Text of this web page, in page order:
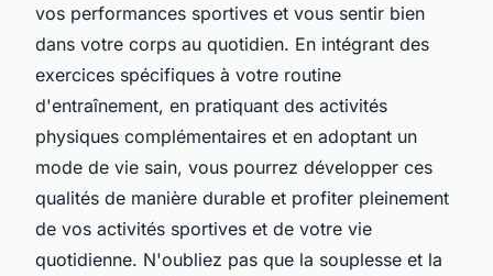
vos performances sportives et vous sentir bien
dans votre corps au quotidien. En intégrant des
exercices spécifiques à votre routine
d'entraînement, en pratiquant des activités
physiques complémentaires et en adoptant un
mode de vie sain, vous pourrez développer ces
qualités de manière durable et profiter pleinement
de vos activités sportives et de votre vie
quotidienne. N'oubliez pas que la souplesse et la